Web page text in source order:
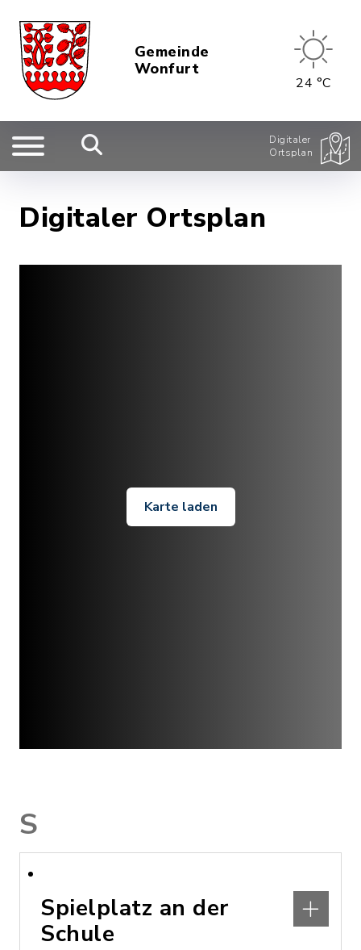
Gemeinde
Wonfurt
24 °C
Digitaler
Ortsplan
Digitaler Ortsplan
Karte laden
S
Spielplatz an der
Schule